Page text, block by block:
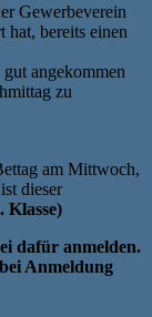
Gewerbeverein
hat, bereits einen
angekommen
zu
am Mittwoch,
dieser
Klasse)
dafür anmelden.
Anmeldung